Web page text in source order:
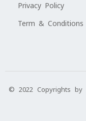
Privacy Policy
Term & Conditions
© 2022 Copyrights by